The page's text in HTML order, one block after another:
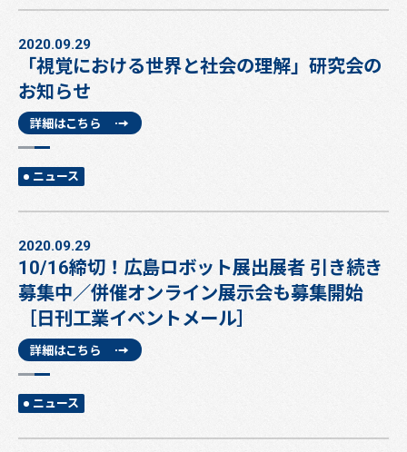
2020.09.29
「視覚における世界と社会の理解」研究会の
お知らせ
詳細はこちら
ニュース
2020.09.29
10/16締切！広島ロボット展出展者 引き続き
募集中／併催オンライン展示会も募集開始
［日刊工業イベントメール］
詳細はこちら
ニュース